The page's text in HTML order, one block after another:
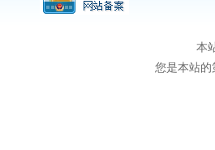
本
您是本站的